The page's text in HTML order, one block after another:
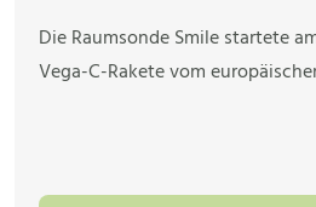
Die Raumsonde Smile startete
Vega-C-Rakete vom